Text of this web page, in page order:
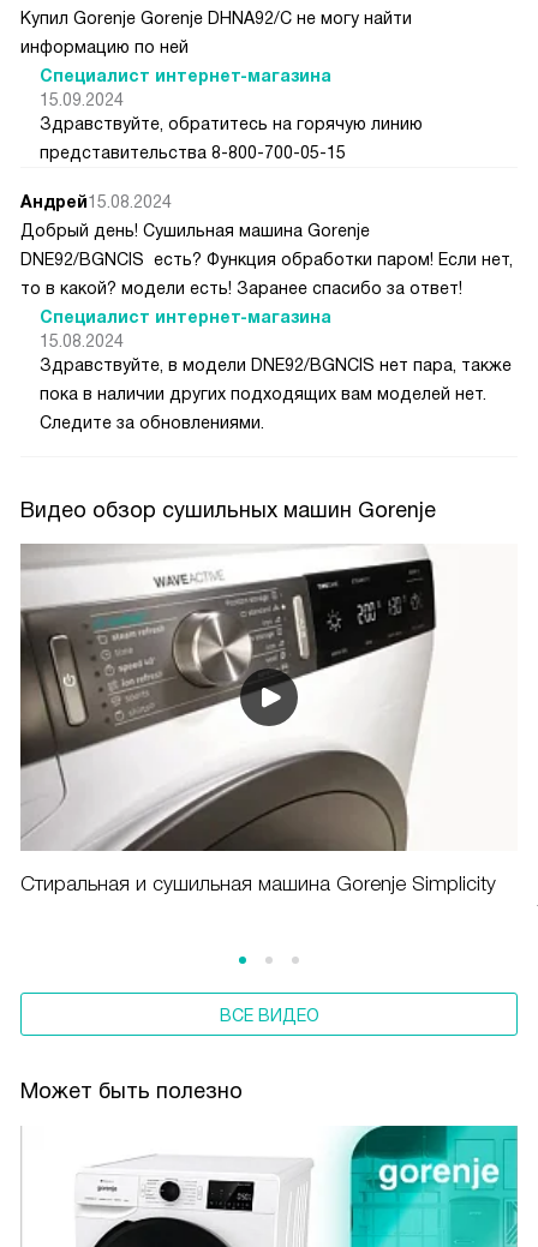
Купил Gorenje Gorenje DHNA92/C не могу найти
информацию по ней
Специалист интернет-магазина
15.09.2024
Здравствуйте, обратитесь на горячую линию
представительства 8-800-700-05-15
Андрей15.08.2024
Добрый день! Сушильная машина Gorenje
DNE92/BGNCIS есть? Функция обработки паром! Если нет,
то в какой? модели есть! Заранее спасибо за ответ!
Специалист интернет-магазина
15.08.2024
Здравствуйте, в модели DNE92/BGNCIS нет пара, также
пока в наличии других подходящих вам моделей нет.
Следите за обновлениями.
Видео обзор сушильных машин Gorenje
Cтиральная и сушильная машина Gorenje Simplicity
ВСЕ ВИДЕО
Может быть полезно